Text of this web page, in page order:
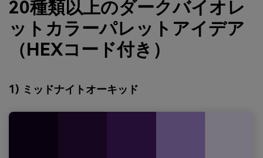
20種類以上のダークバイオレ
ットカラーパレットアイデア
（HEXコード付き）
1) ミッドナイトオーキッド